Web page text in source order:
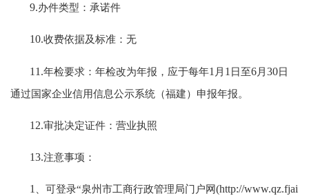
9.办件类型：承诺件
10.收费依据及标准：无
11.年检要求：年检改为年报，应于每年1 月 1 日至6月30日
通过国家企业信用信息公示系统（福建）申报年报。
12.审批决定证件：营业执照
13.注意事项：
1、可登录“泉州市工商行政管理局门户网(http://www.qz.fjai